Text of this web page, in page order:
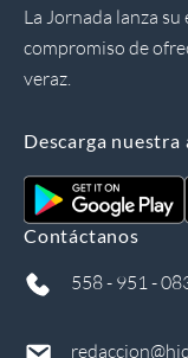
La Jornada lanza
compromiso de
veraz.
Descarga nuestra
Contáctanos
558 - 951 -